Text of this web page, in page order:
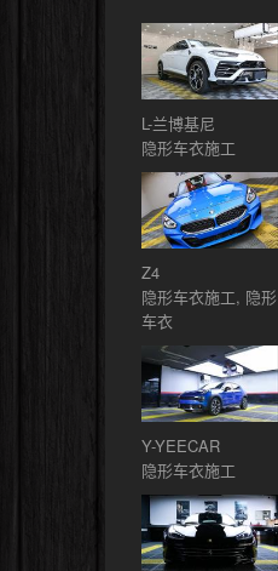
L-兰博基尼
隐形车衣施工
Z4
隐形车衣施工, 隐形
车衣
Y-YEECAR
隐形车衣施工